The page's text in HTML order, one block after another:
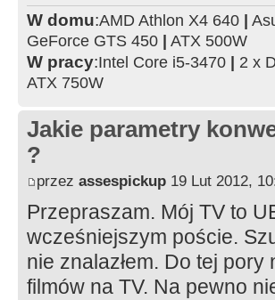
W domu:AMD Athlon X4 640 |
GeForce GTS 450 | ATX 500W
W pracy:Intel Core i5-3470 | 2 x
ATX 750W
Jakie parametry
?
przez assespickup 19 Lut 2012,
Przepraszam. Mój TV to
wcześniejszym poście.
nie znalazłem. Do tej
filmów na TV. Na pewno